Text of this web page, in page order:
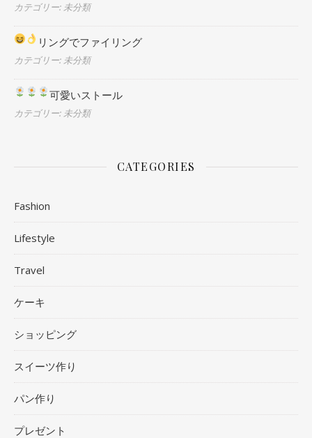
カテゴリー: 未分類
リングでファイリング
カテゴリー: 未分類
可愛いストール
カテゴリー: 未分類
CATEGORIES
Fashion
Lifestyle
Travel
ケーキ
ショッピング
スイーツ作り
パン作り
プレゼント